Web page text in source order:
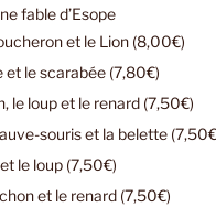
fable d’Esope
et le Lion (8,00€)
et le scarabée (7,80€)
le loup et le renard (7,50€)
souris et la belette
et le loup (7,50€)
et le renard (7,50€)